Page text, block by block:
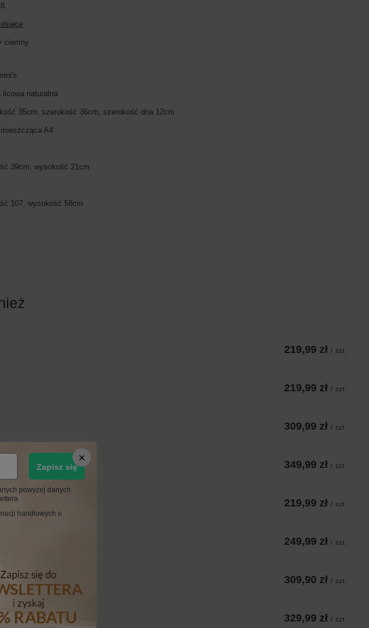
ciemny
licowa naturalna
35cm, szerokość 36cm, szerokość dna 12cm
A4
39cm; wysokość 21cm
107, wysokość 58cm
219,99 zł / szt.
219,99 zł / szt.
309,99 zł / szt.
349,99 zł / szt.
219,99 zł / szt.
249,99 zł / szt.
309,90 zł / szt.
329,99 zł / szt.
Zapisz się
powyżej danych
handlowych o